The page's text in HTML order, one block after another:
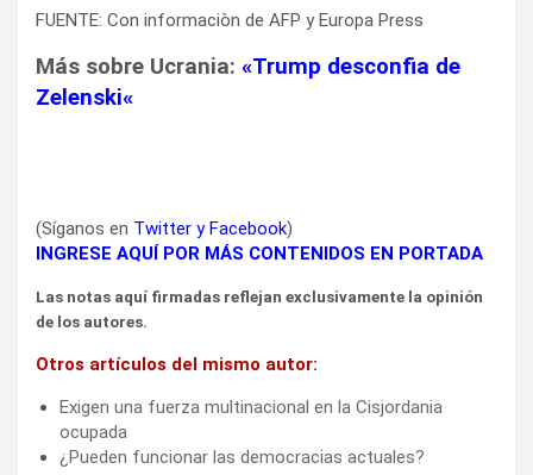
FUENTE: Con informaciòn de AFP y Europa Press
Más sobre Ucrania: «Trump desconfia de
Zelenski«
(Síganos en Twitter yFacebook)
INGRESE AQUÍ POR MÁS CONTENIDOS EN PORTADA
Las notas aquí firmadas reflejan exclusivamente la opinión
de los autores.
Otros artículos del mismo autor:
Exigen una fuerza multinacional en la Cisjordania
ocupada
¿Pueden funcionar las democracias actuales?